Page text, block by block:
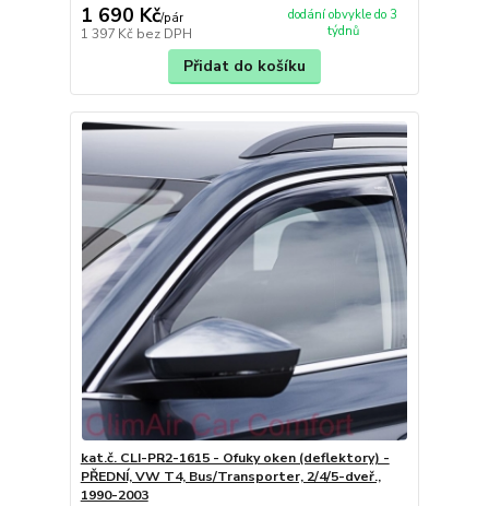
1 690 Kč/pár
1 397 Kč bez DPH
dodání obvykle do 3
týdnů
Přidat do košíku
kat.č. CLI-PR2-1615 - Ofuky oken (deflektory) -
PŘEDNÍ, VW T4, Bus/Transporter, 2/4/5-dveř.,
1990-2003